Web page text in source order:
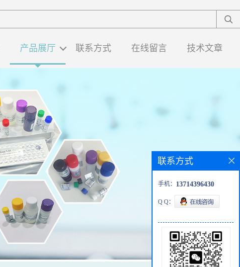
产品展厅 联系方式 在线留言 技术文章
联系方式
手机： 13714396430
Q Q：